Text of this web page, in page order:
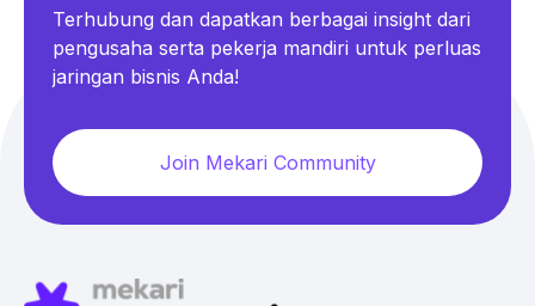
Terhubung dan dapatkan berbagai insight dari
pengusaha serta pekerja mandiri untuk perluas
jaringan bisnis Anda!
Join Mekari Community